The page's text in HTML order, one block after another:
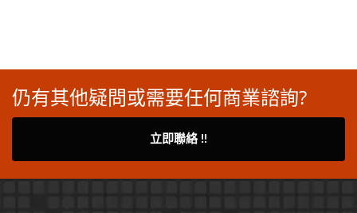
仍有其他疑問或需要任何商業諮詢?
立即聯絡 !!